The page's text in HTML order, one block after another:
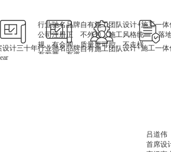
设计三十年行业驰名品牌
行业驰名品牌
公司注册正
规，有合同、
有发票、有资
自有施工团队
自有施工团队
不外包，施工
质量更可控
设计+施工一体
设计+施工一体
风格统一，落
不走样
吕道伟
首席设
葛凡
首席设
符民
首席设
梁高
首席设
陆继伟
首席设